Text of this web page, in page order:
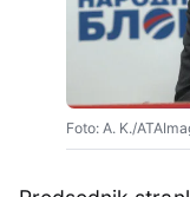
Foto: A. K./